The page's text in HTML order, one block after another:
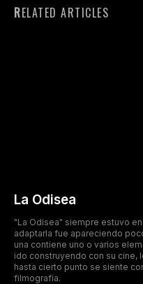
RELATED ARTICLES
La Odisea
"La Odisea" siempre estuvo
adaptarla fue apareciendo
una contiene uno o varios
ido construyendo con su cine,
hasta cierto punto se siente
filmografía.